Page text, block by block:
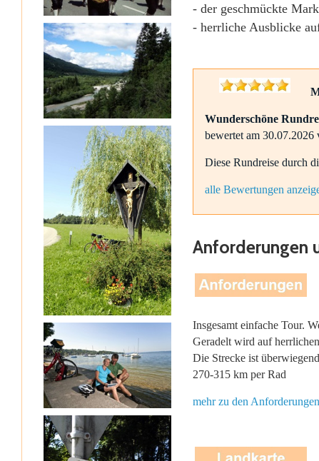
- der geschmückte
- herrliche Ausblicke
Wunderschöne
bewertet am 30.07.2026
Diese Rundreise durch
alle Bewertungen
Anforderungen
Insgesamt einfache Tour.
Geradelt wird auf
Die Strecke ist
270-315 km per Rad
mehr zu den Anforderungen